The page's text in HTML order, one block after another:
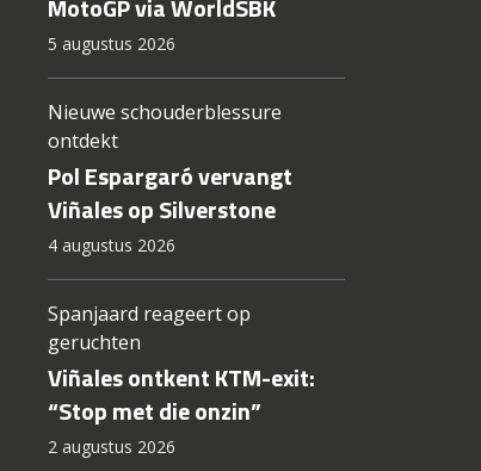
MotoGP via WorldSBK
5 augustus 2026
Nieuwe schouderblessure
ontdekt
Pol Espargaró vervangt
Viñales op Silverstone
4 augustus 2026
Spanjaard reageert op
geruchten
Viñales ontkent KTM-exit:
“Stop met die onzin”
2 augustus 2026